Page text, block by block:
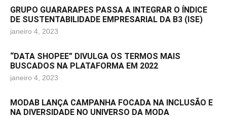
GRUPO GUARARAPES PASSA A INTEGRAR O ÍNDICE
DE SUSTENTABILIDADE EMPRESARIAL DA B3 (ISE)
janeiro 4, 2023
“DATA SHOPEE” DIVULGA OS TERMOS MAIS
BUSCADOS NA PLATAFORMA EM 2022
janeiro 4, 2023
MODAB LANÇA CAMPANHA FOCADA NA INCLUSÃO E
NA DIVERSIDADE NO UNIVERSO DA MODA